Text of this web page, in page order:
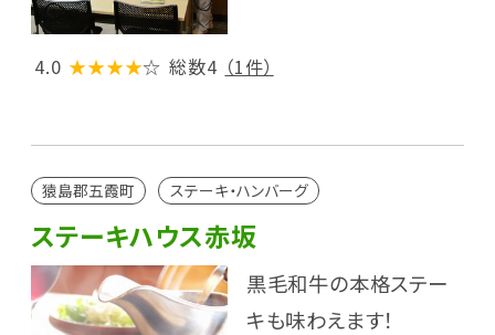
4.0 ★★★★☆ 総数4 （1件）
猿島郡五霞町 ステーキ・ハンバーグ
ステーキハウス赤坂
黒毛和牛の本格ステー
キも味わえます！